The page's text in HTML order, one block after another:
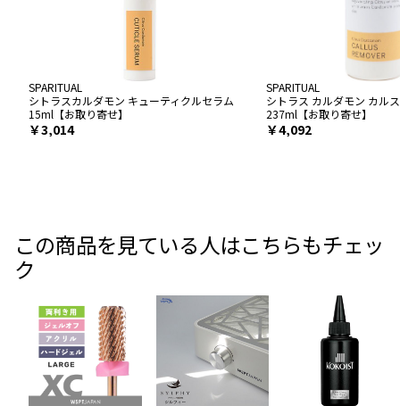
SPARITUAL
シトラスカルダモン キューティクルセラム
15ml【お取り寄せ】
￥3,014
SPARITUAL
シトラス カルダモン カル
237ml【お取り寄せ】
￥4,092
この商品を見ている人はこちらもチェッ
ク